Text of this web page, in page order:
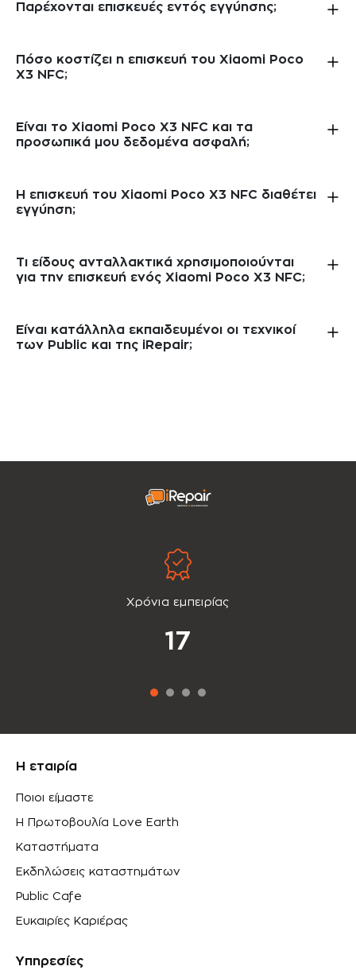
Παρέχονται επισκευές εντός εγγύησης;
Πόσο κοστίζει η επισκευή του Xiaomi Poco
X3 NFC;
Είναι το Xiaomi Poco X3 NFC και τα
προσωπικά μου δεδομένα ασφαλή;
Η επισκευή του Xiaomi Poco X3 NFC διαθέτει
εγγύηση;
Τι είδους ανταλλακτικά χρησιμοποιούνται
για την επισκευή ενός Xiaomi Poco X3 NFC;
Είναι κατάλληλα εκπαιδευμένοι οι τεχνικοί
των Public και της iRepair;
Χρόνια εμπειρίας
17
Η εταιρία
Ποιοι είμαστε
Η Πρωτοβουλία Love Earth
Καταστήματα
Εκδηλώσεις καταστημάτων
Public Cafe
Ευκαιρίες Καριέρας
Υπηρεσίες